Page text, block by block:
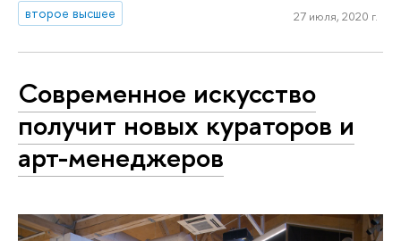
второе высшее
27 июля, 2020 г.
Современное искусство
получит новых кураторов и
арт-менеджеров